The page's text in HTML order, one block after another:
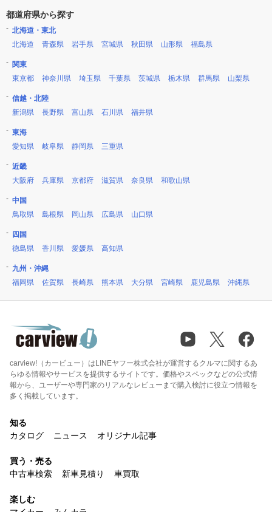
都道府県から探す
北海道・東北
北海道
青森県 岩手県 宮城県 秋田県 山形県 福島県
関東
東京都
神奈川県 埼玉県 千葉県 茨城県 栃木県 群馬県 山梨県
信越・北陸
新潟県
長野県 富山県 石川県 福井県
東海
愛知県
岐阜県 静岡県 三重県
近畿
大阪府
兵庫県 京都府 滋賀県 奈良県 和歌山県
中国
鳥取県
島根県 岡山県 広島県 山口県
四国
徳島県
香川県 愛媛県 高知県
九州・沖縄
福岡県
佐賀県 長崎県 熊本県 大分県 宮崎県 鹿児島県 沖縄県
carview!（カービュー）はLINEヤフー株式会社が運営するクルマに関するあ
らゆる情報やサービスを提供するサイトです。価格やスペックなどの公式情
報から、ユーザーや専門家のリアルなレビューまで購入検討に役立つ情報を
多く掲載しています。
知る
カタログ
ニュース オリジナル記事
買う・売る
中古車検索
新車見積り 車買取
楽しむ